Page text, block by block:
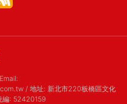
Email:
/ 地址: 新北市220板橋區文化
編: 52420159